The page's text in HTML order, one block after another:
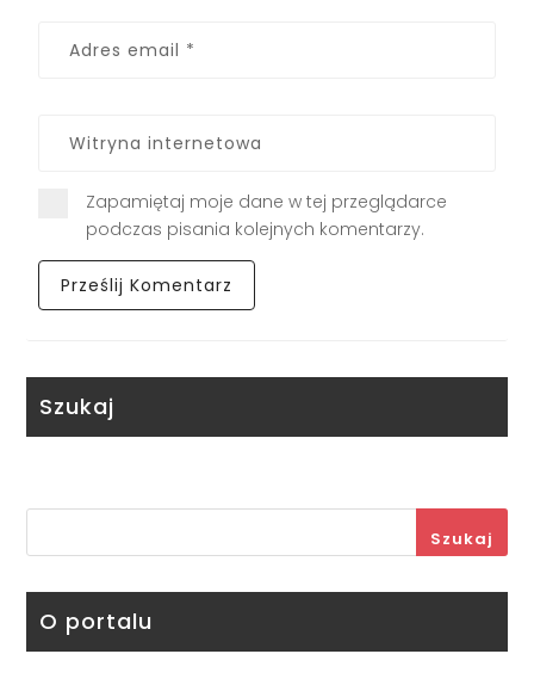
Zapamiętaj moje dane w tej przeglądarce
podczas pisania kolejnych komentarzy.
Szukaj
Szukaj
O portalu